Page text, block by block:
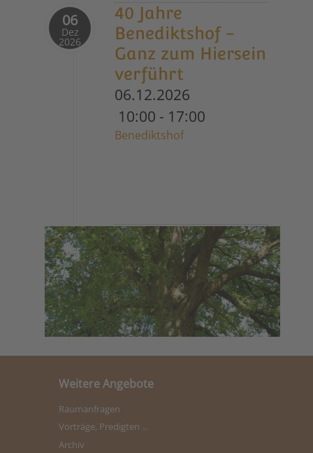
06
Dez
2026
40 Jahre
Benediktshof -
Ganz zum Hiersein
verführt
06.12.2026
10:00 - 17:00
Benediktshof
Weitere Angebote
Raumanfragen
Vorträge, Predigten ...
Archiv